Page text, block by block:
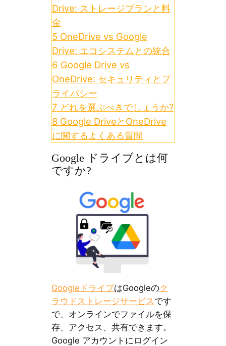
Drive: ストレージプランと料
金
5 OneDrive vs Google
Drive: エコシステムとの統合
6 Google Drive vs
OneDrive: セキュリティとプ
ライバシー
7 どれを選ぶべきでしょうか?
8 Google DriveとOneDrive
に関するよくある質問
Google ドライブとは何
ですか?
GoogleドライブはGoogleのク
ラウドストレージサービス です
で、オンラインでファイルを保
存、アクセス、共有できます。
Google アカウントにログイン